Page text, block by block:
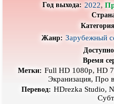
Про подростков
Про самолёты
Про снайперов
Год выхода: 2022,
Жанр: Зарубежный
Время
Метки: Full HD 1080p, HD
Экранизация, Про
Перевод: HDrezka Studio,